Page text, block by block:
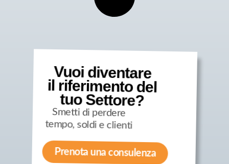
Vuoi diventare
il riferimento del
tuo Settore?
Smetti di perdere
tempo, soldi e clienti
Prenota una consulenza